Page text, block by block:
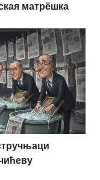
матрёшка